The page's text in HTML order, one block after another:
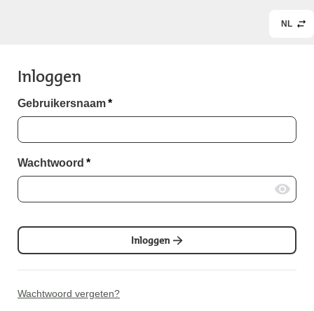
NL
Inloggen
Gebruikersnaam*
Wachtwoord *
Inloggen
Wachtwoord vergeten?